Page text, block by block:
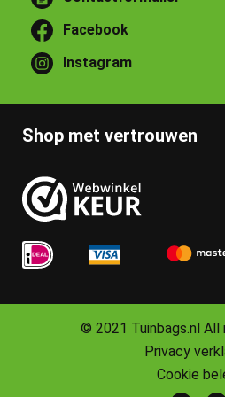
Facebook
Instagram
Shop met vertrouwen
© 2021 Tuinbags.nl All
Privacy
Cookie